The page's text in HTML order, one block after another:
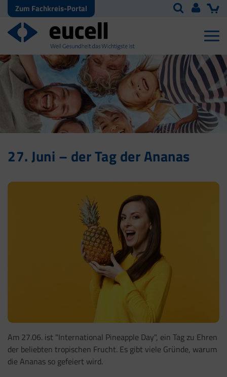
Zum Fachkreis-Portal
27. Juni – der Tag der Ananas
Am 27.06. ist "International Pineapple Day", ein Tag zu Ehren
der beliebten tropischen Frucht. Es gibt viele Gründe, warum
die Ananas so gefeiert wird.